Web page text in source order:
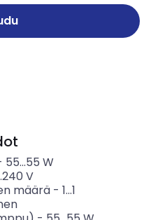
55...55 W
V
määrä- 1...1